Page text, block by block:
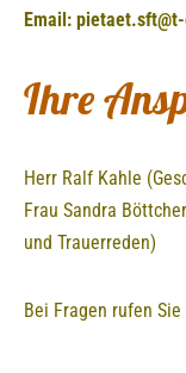
Email:
Ihre
Herr Ralf Kahle
Frau Sandra
und Trauerreden)
Bei Fragen rufen